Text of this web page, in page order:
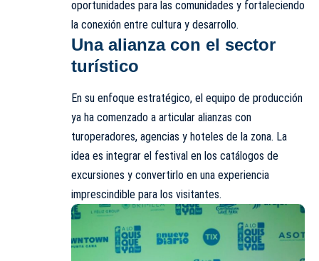
oportunidades para las comunidades y fortaleciendo
la conexión entre cultura y desarrollo.
Una alianza con el sector
turístico
En su enfoque estratégico, el equipo de producción
ya ha comenzado a articular alianzas con
turoperadores, agencias y hoteles de la zona. La
idea es integrar el festival en los catálogos de
excursiones y convertirlo en una experiencia
imprescindible para los visitantes.